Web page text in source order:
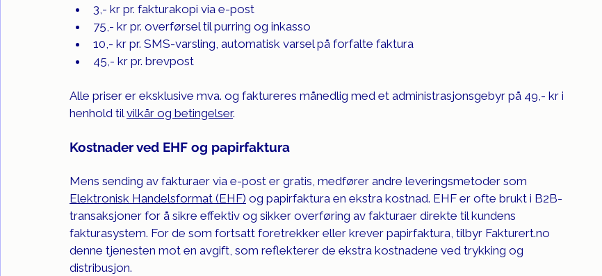
3,- kr pr. fakturakopi via e-post
75,- kr pr. overførsel til purring og inkasso
10,- kr pr. SMS-varsling, automatisk varsel på forfalte faktura
45,- kr pr. brevpost
Alle priser er eksklusive mva. og faktureres månedlig med et administrasjonsgebyr på 49,- kr i
henhold til vilkår og betingelser.
Kostnader ved EHF og papirfaktura
Mens sending av fakturaer via e-post er gratis, medfører andre leveringsmetoder som
Elektronisk Handelsformat (EHF) og papirfaktura en ekstra kostnad. EHF er ofte brukt i B2B-
transaksjoner for å sikre effektiv og sikker overføring av fakturaer direkte til kundens
fakturasystem. For de som fortsatt foretrekker eller krever papirfaktura, tilbyr Fakturert.no
denne tjenesten mot en avgift, som reflekterer de ekstra kostnadene ved trykking og
distribusjon.